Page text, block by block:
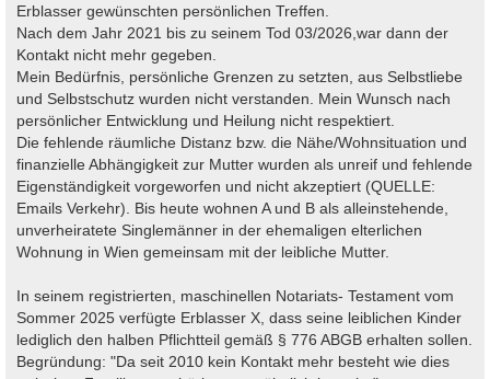
Erblasser gewünschten persönlichen Treffen.
Nach dem Jahr 2021 bis zu seinem Tod 03/2026,war dann der
Kontakt nicht mehr gegeben.
Mein Bedürfnis, persönliche Grenzen zu setzten, aus Selbstliebe
und Selbstschutz wurden nicht verstanden. Mein Wunsch nach
persönlicher Entwicklung und Heilung nicht respektiert.
Die fehlende räumliche Distanz bzw. die Nähe/Wohnsituation und
finanzielle Abhängigkeit zur Mutter wurden als unreif und fehlende
Eigenständigkeit vorgeworfen und nicht akzeptiert (QUELLE:
Emails Verkehr). Bis heute wohnen A und B als alleinstehende,
unverheiratete Singlemänner in der ehemaligen elterlichen
Wohnung in Wien gemeinsam mit der leibliche Mutter.
In seinem registrierten, maschinellen Notariats- Testament vom
Sommer 2025 verfügte Erblasser X, dass seine leiblichen Kinder
lediglich den halben Pflichtteil gemäß § 776 ABGB erhalten sollen.
Begründung: "Da seit 2010 kein Kontakt mehr besteht wie dies